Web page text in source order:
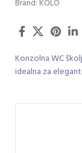
Brand: KOLO
Konzolna WC
idealna za